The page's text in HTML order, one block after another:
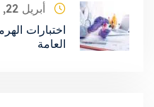
أبريل 22, 2024
اختبارات
العامة